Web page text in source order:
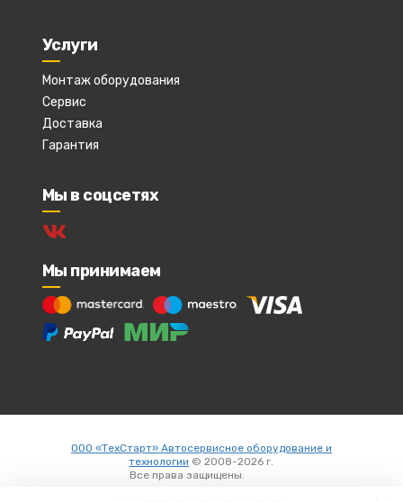
Услуги
Монтаж оборудования
Сервис
Доставка
Гарантия
Мы в соцсетях
Мы принимаем
ООО «ТехСтарт» Автосервисное оборудование и
технологии © 2008-2026 г.
Все права защищены.